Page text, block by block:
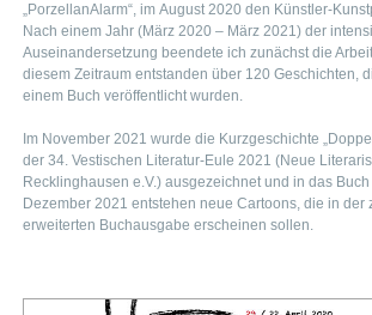
„PorzellanAlarm“, im August 2020 den Künstler-
Nach einem Jahr (März 2020 – März 2021) der
Auseinandersetzung beendete ich zunächst die
diesem Zeitraum entstanden über 120 Geschichten,
einem Buch veröffentlicht wurden.
Im November 2021 wurde die Kurzgeschichte
der 34. Vestischen Literatur-Eule 2021 (Neue
Recklinghausen e.V.) ausgezeichnet und in das
Dezember 2021 entstehen neue Cartoons, die in der
erweiterten Buchausgabe erscheinen sollen.